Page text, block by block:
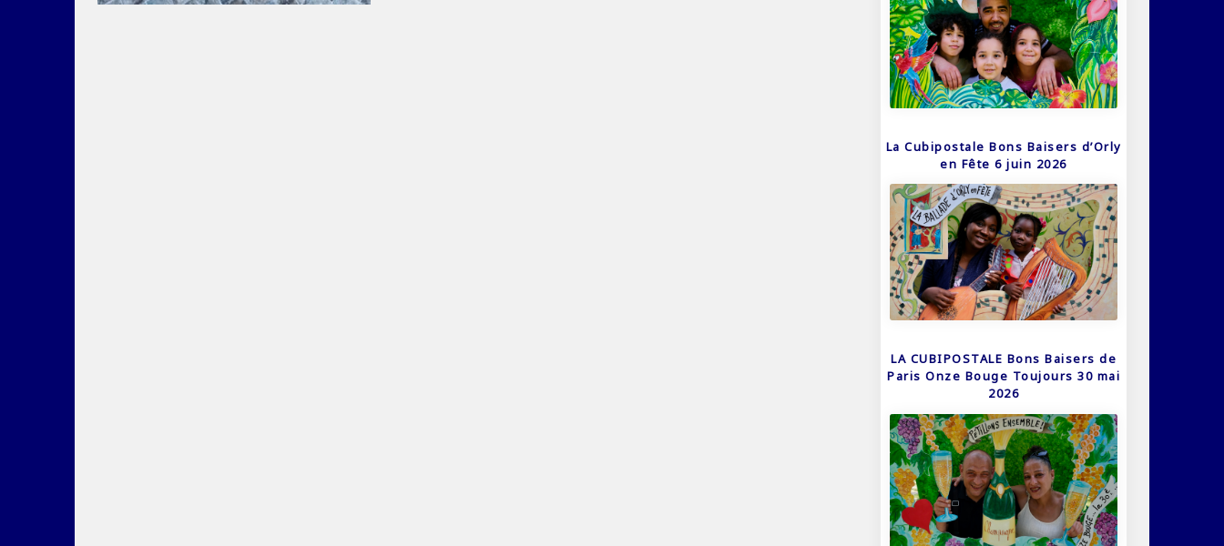
La Cubipostale Bons Baisers d’Orly
en Fête 6 juin 2026
LA CUBIPOSTALE Bons Baisers de
Paris Onze Bouge Toujours 30 mai
2026